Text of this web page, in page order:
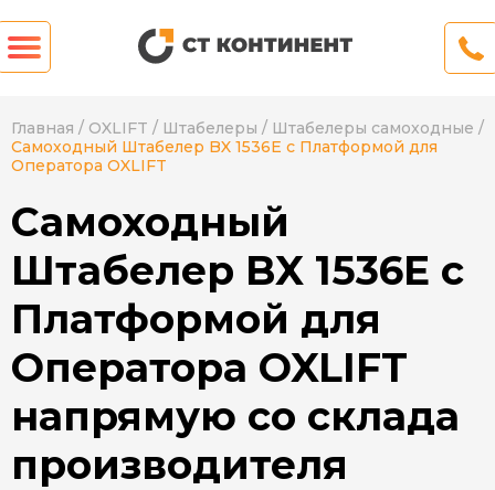
Главная / OXLIFT / Штабелеры / Штабелеры самоходные /
Самоходный Штабелер BX 1536E с Платформой для
Оператора OXLIFT
Самоходный
Штабелер BX 1536E с
Платформой для
Оператора OXLIFT
напрямую со склада
производителя